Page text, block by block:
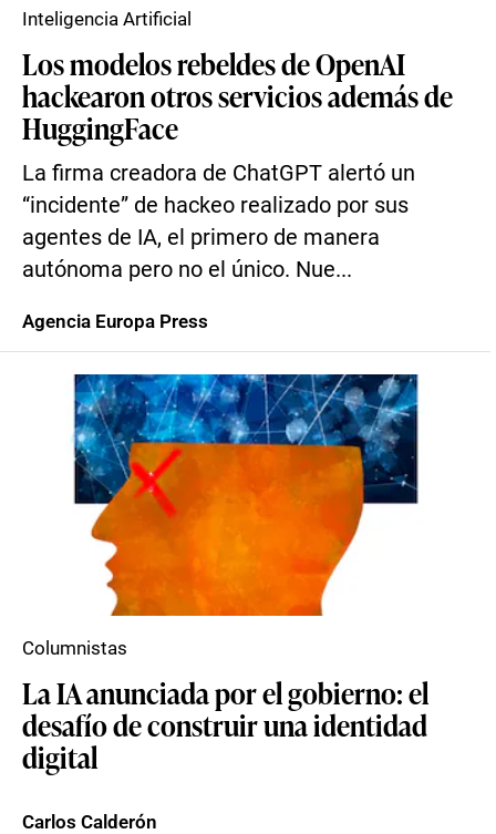
Los modelos rebeldes de OpenAI
hackearon otros servicios además de
HuggingFace
La firma creadora de ChatGPT alertó un
“incidente” de hackeo realizado por sus
agentes de IA, el primero de manera
autónoma pero no el único. Nue...
Inteligencia Artificial
Agencia Europa Press
La IA anunciada por el gobierno: el
desafío de construir una identidad
digital
Columnistas
Carlos Calderón